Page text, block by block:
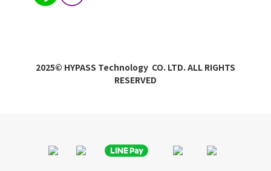
2025© HYPASS Technology CO. LTD. ALL RIGHTS
RESERVED